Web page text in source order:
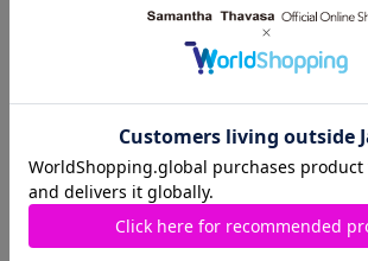
MORE
同じ商品を使ったコーディ